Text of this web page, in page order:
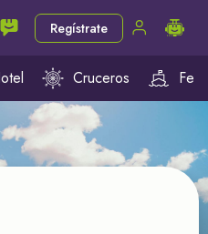
Regístrate
Cruceros